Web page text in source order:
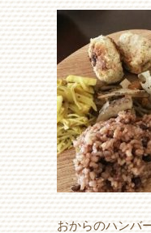
おからのハン